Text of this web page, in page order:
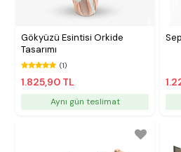
Gökyüzü Esintisi Orkide
Tasarımı
(1)
1.825,90 TL
Aynı gün teslimat